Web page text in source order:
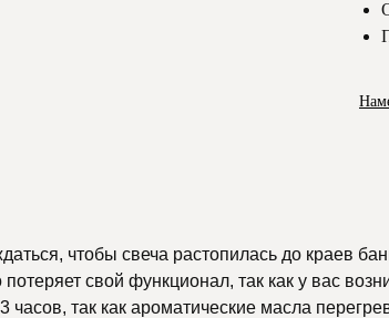
чтобы свеча растопилась до краев
свой функционал, так как у вас
так как ароматические масла